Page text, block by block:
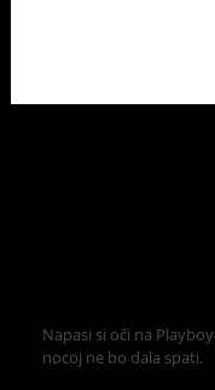
Napasi si oči na
nocoj ne bo dala spati.